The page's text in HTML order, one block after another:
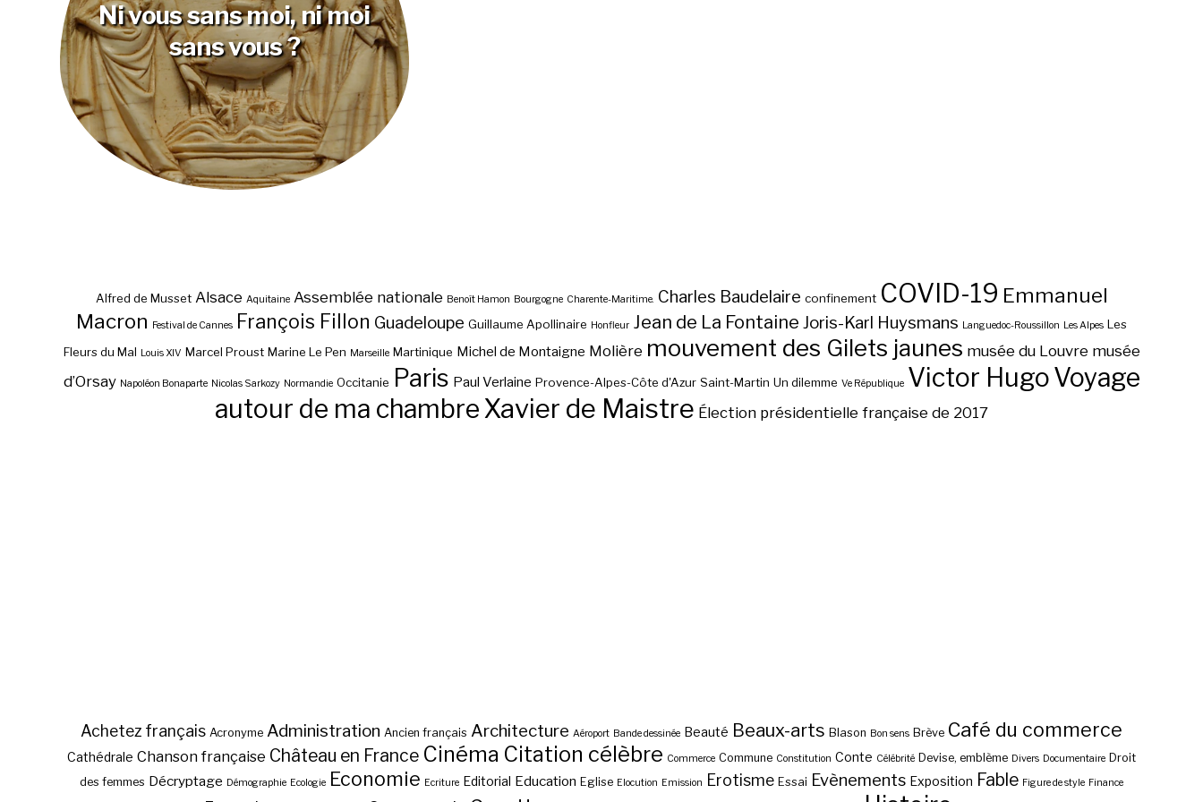
Ni vous sans moi, ni moi
sans vous ?
Alfred de Musset Alsace Aquitaine Assemblée nationale Benoît Hamon Bourgogne Charente-Maritime. Charles Baudelaire confinement COVID-19 Emmanuel
Macron Festival de Cannes François Fillon Guadeloupe Guillaume Apollinaire Honfleur Jean de La Fontaine Joris-Karl Huysmans Languedoc-Roussillon Les Alpes Les
Fleurs du Mal Louis XIV Marcel Proust Marine Le Pen Marseille Martinique Michel de Montaigne Molière mouvement des Gilets jaunes musée du Louvre musée
d’Orsay Napoléon Bonaparte Nicolas Sarkozy Normandie Occitanie Paris Paul Verlaine Provence-Alpes-Côte d'Azur Saint-Martin Un dilemme Ve République Victor HugoVoyage
autour de ma chambre Xavier de Maistre Élection présidentielle française de 2017
Achetez français Acronyme Administration Ancien français Architecture Aéroport Bande dessinée Beauté Beaux-arts Blason Bon sens Brève Café du commerce
Cathédrale Chanson française Château en France Cinéma Citation célèbre Commerce Commune Constitution Conte Célébrité Devise, emblème Divers Documentaire Droit
des femmes Décryptage Démographie Ecologie Economie Ecriture Editorial Education Eglise Elocution Emission Erotisme Essai Evènements Exposition Fable Figure de style Finance